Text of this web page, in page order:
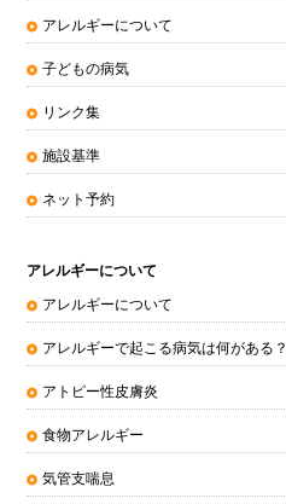
アレルギーについて
子どもの病気
リンク集
施設基準
ネット予約
アレルギーについて
アレルギーについて
アレルギーで起こる病気は何がある？
アトピー性皮膚炎
食物アレルギー
気管支喘息